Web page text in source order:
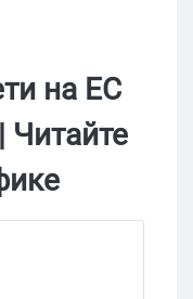
на ЕС
Читайте